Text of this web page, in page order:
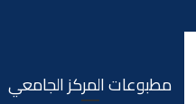
مطبوعات المركز الجامعي